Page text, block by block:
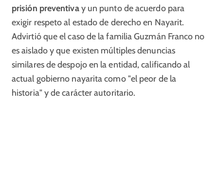
prisión preventivay un punto de acuerdo para
exigir respeto al estado de derecho en Nayarit.
Advirtió que el caso de la familia Guzmán Franco no
es aislado y que existen múltiples denuncias
similares de despojo en la entidad, calificando al
actual gobierno nayarita como "el peor de la
historia" y de carácter autoritario.